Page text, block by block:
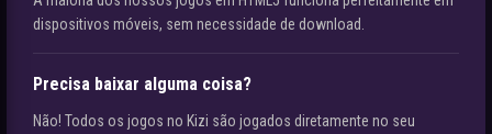
dispositivos móveis, sem necessidade de download.
Precisa baixar alguma coisa?
Não! Todos os jogos no Kizi são jogados diretamente no seu